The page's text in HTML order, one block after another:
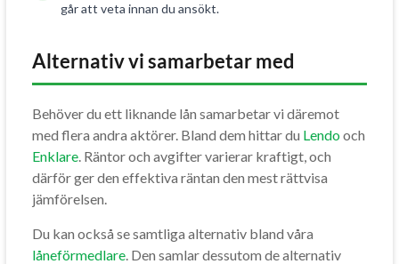
går att veta innan du ansökt.
Alternativ vi samarbetar med
Behöver du ett liknande lån samarbetar vi däremot
med flera andra aktörer. Bland dem hittar du Lendooch
Enklare. Räntor och avgifter varierar kraftigt, och
därför ger den effektiva räntan den mest rättvisa
jämförelsen.
Du kan också se samtliga alternativ bland våra
låneförmedlare. Den samlar dessutom de alternativ